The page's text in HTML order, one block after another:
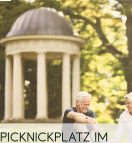
PICKNICKPLATZ IM